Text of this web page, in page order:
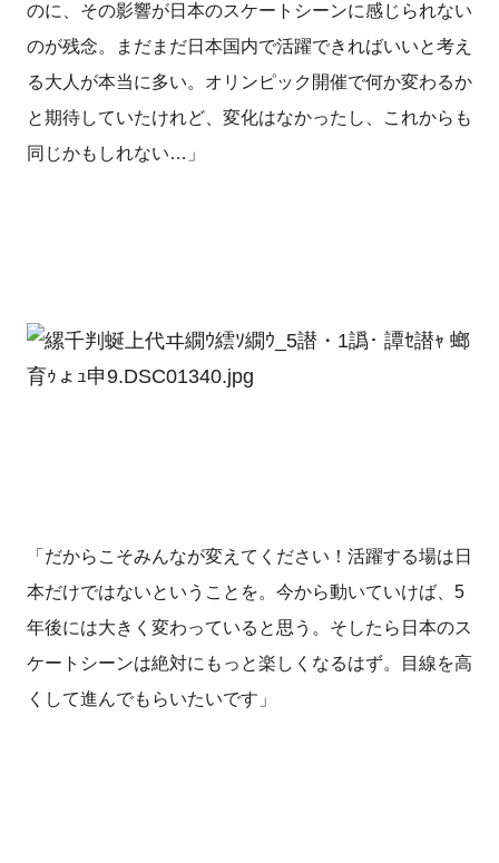
のに、その影響が日本のスケートシーンに感じられない
のが残念。まだまだ日本国内で活躍できればいいと考え
る大人が本当に多い。オリンピック開催で何か変わるか
と期待していたけれど、変化はなかったし、これからも
同じかもしれない…」
「だからこそみんなが変えてください！活躍する場は日
本だけではないということを。今から動いていけば、5
年後には大きく変わっていると思う。そしたら日本のス
ケートシーンは絶対にもっと楽しくなるはず。目線を高
くして進んでもらいたいです」